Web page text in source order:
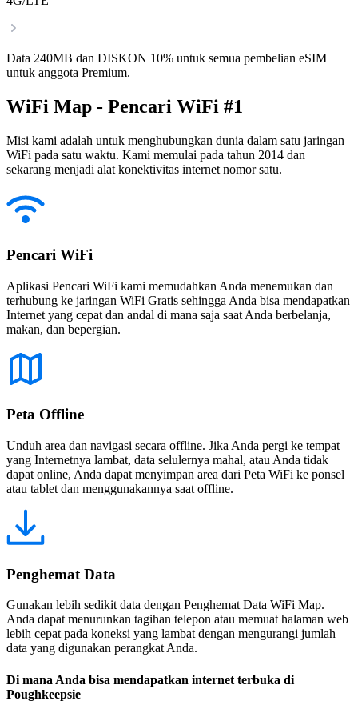
Data 240MB dan DISKON 10% untuk semua pembelian eSIM
untuk anggota Premium.
WiFi Map - Pencari WiFi #1
Misi kami adalah untuk menghubungkan dunia dalam satu jaringan
WiFi pada satu waktu. Kami memulai pada tahun 2014 dan
sekarang menjadi alat konektivitas internet nomor satu.
Pencari WiFi
Aplikasi Pencari WiFi kami memudahkan Anda menemukan dan
terhubung ke jaringan WiFi Gratis sehingga Anda bisa mendapatkan
Internet yang cepat dan andal di mana saja saat Anda berbelanja,
makan, dan bepergian.
Peta Offline
Unduh area dan navigasi secara offline. Jika Anda pergi ke tempat
yang Internetnya lambat, data selulernya mahal, atau Anda tidak
dapat online, Anda dapat menyimpan area dari Peta WiFi ke ponsel
atau tablet dan menggunakannya saat offline.
Penghemat Data
Gunakan lebih sedikit data dengan Penghemat Data WiFi Map.
Anda dapat menurunkan tagihan telepon atau memuat halaman web
lebih cepat pada koneksi yang lambat dengan mengurangi jumlah
data yang digunakan perangkat Anda.
Di mana Anda bisa mendapatkan internet terbuka di
Poughkeepsie